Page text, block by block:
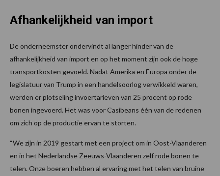
Afhankelijkheid van import
De onderneemster ondervindt al langer hinder van de
afhankelijkheid van import en op het moment zijn ook de hoge
transportkosten gevoeld. Nadat Amerika en Europa onder de
legislatuur van Trump in een handelsoorlog verwikkeld waren,
werden er plotseling invoertarieven van 25 procent op rode
bonen ingevoerd. Het was voor Casibeans één van de redenen
om zich op de productie ervan te storten.
“We zijn in 2019 gestart met een project om in Oost-Vlaanderen
en in het Nederlandse Zeeuws-Vlaanderen zelf rode bonen te
telen. Onze boeren hebben al ervaring met het telen van bruine